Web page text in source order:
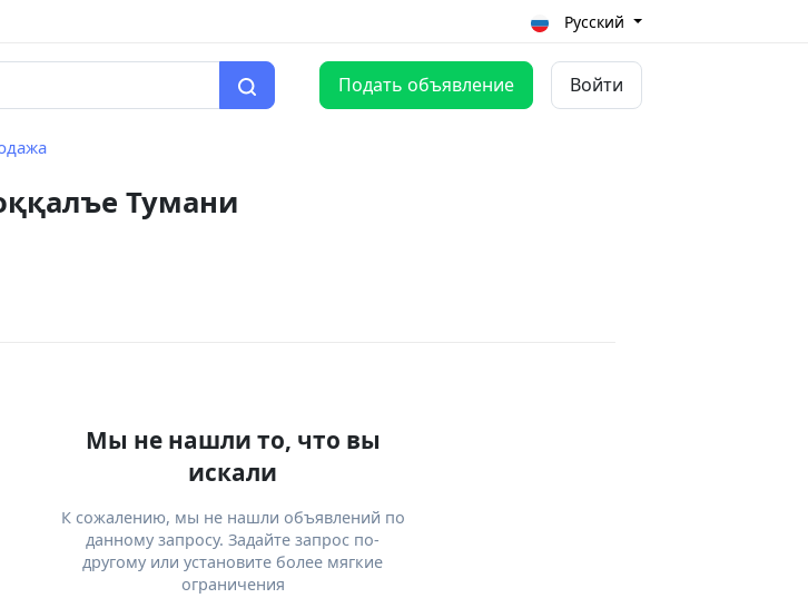
Русский
Подать объявление Войти
Тумани
Мы не нашли то, что вы
искали
К сожалению, мы не нашли объявлений по
данному запросу. Задайте запрос по-
другому или установите более мягкие
ограничения